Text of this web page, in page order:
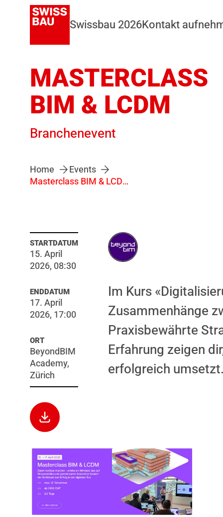
Swissbau 2026Kontakt
MASTERCLASS
BIM & LCDM
Branchenevent
Home
Events
Masterclass BIM & LCDM
STARTDATUM
15. April
2026, 08:30
ENDDATUM
17. April
2026, 17:00
ORT
BeyondBIM
Academy,
Zürich
Im Kurs
Zusammenhänge
Praxisbewährte
Erfahrung zeigen
erfolgreich